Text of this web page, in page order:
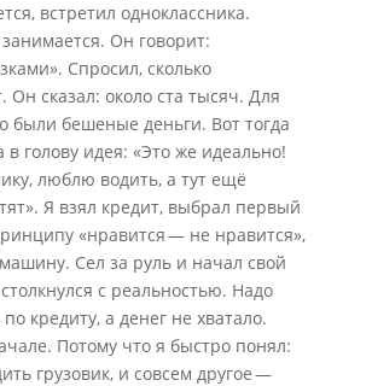
встретил одноклассника.
Он говорит:
Спросил, сколько
Он сказал: около ста тысяч. Для
были бешеные деньги. Вот тогда
голову идея: «Это же идеально!
люблю водить, а тут ещё
Я взял кредит, выбрал первый
«нравится — не нравится»,
Сел за руль и начал свой
с реальностью. Надо
кредиту, а денег не хватало.
Потому что я быстро понял:
грузовик, и совсем другое —